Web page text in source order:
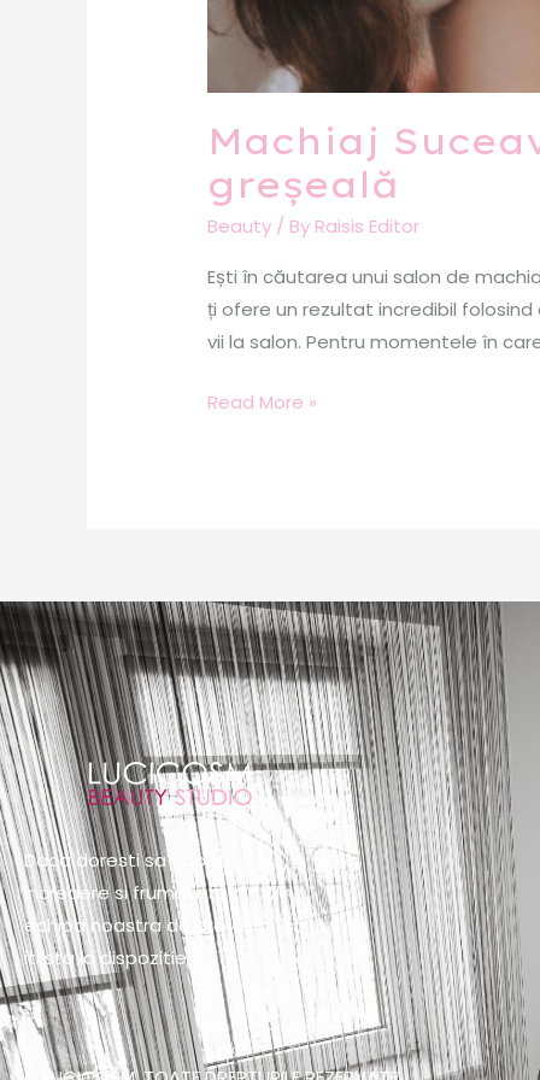
Machiaj
greșeală
Beauty / By Raisis Editor
Ești în căutarea unui salon de
ți ofere un rezultat incredibil
vii la salon. Pentru momentele în
Read More »
Daca doresti sa capeti
incredere si frumusete din plin,
echipa noastra de profesionisti
iti sta la dispozitie: